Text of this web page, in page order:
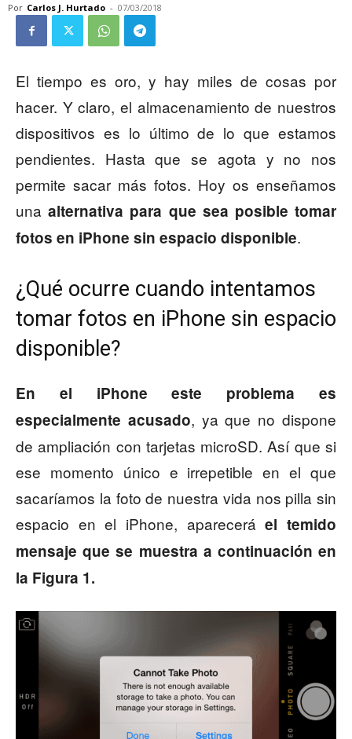
Por Carlos J. Hurtado - 07/03/2018
El tiempo es oro, y hay miles de cosas por
hacer. Y claro, el almacenamiento de nuestros
dispositivos es lo último de lo que estamos
pendientes. Hasta que se agota y no nos
permite sacar más fotos. Hoy os enseñamos
unaalternativa para que sea posible tomar
fotos en iPhone sin espacio disponible.
¿Qué ocurre cuando intentamos
tomar fotos en iPhone sin espacio
disponible?
En el iPhone este problema es
especialmente acusado, ya que no dispone
de ampliación con tarjetas microSD. Así que si
ese momento único e irrepetible en el que
sacaríamos la foto de nuestra vida nos pilla sin
espacio en el iPhone, apareceráel temido
mensaje que se muestra a continuación en
la Figura 1.